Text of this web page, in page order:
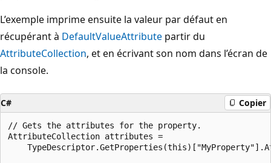
L’exemple imprime ensuite la valeur par défaut en
récupérant à DefaultValueAttribute partir du
AttributeCollection, et en écrivant son nom dans l’écran de
la console.
C# Copier
// Gets the attributes for the property.
AttributeCollection attributes =